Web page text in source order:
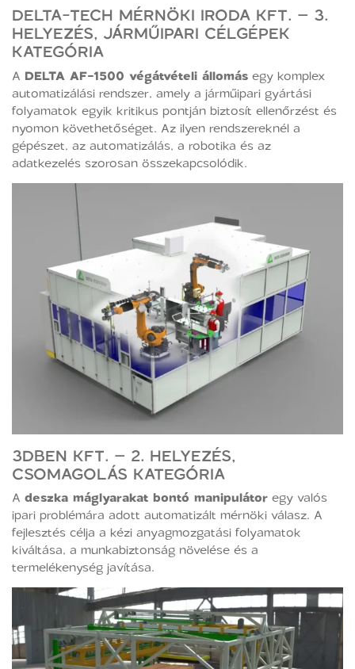
DELTA-TECH MÉRNÖKI IRODA KFT. – 3.
HELYEZÉS, JÁRMŰIPARI CÉLGÉPEK
KATEGÓRIA
A DELTA AF-1500 végátvételi állomásegy komplex
automatizálási rendszer, amely a járműipari gyártási
folyamatok egyik kritikus pontján biztosít ellenőrzést és
nyomon követhetőséget. Az ilyen rendszereknél a
gépészet, az automatizálás, a robotika és az
adatkezelés szorosan összekapcsolódik.
3DBEN KFT. – 2. HELYEZÉS,
CSOMAGOLÁS KATEGÓRIA
A deszka máglyarakat bontó manipulátoregy valós
ipari problémára adott automatizált mérnöki válasz. A
fejlesztés célja a kézi anyagmozgatási folyamatok
kiváltása, a munkabiztonság növelése és a
termelékenység javítása.